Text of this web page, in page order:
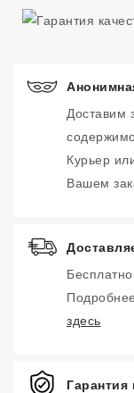
Доставим
Курьер
Вашем
здесь
Гарантия